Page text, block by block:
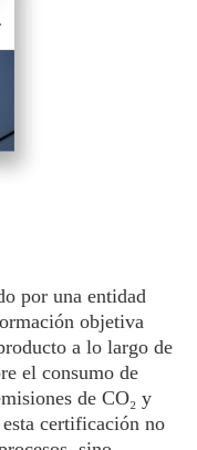
por una entidad
objetiva
a lo largo de
el consumo de
de CO₂ y
certificación no